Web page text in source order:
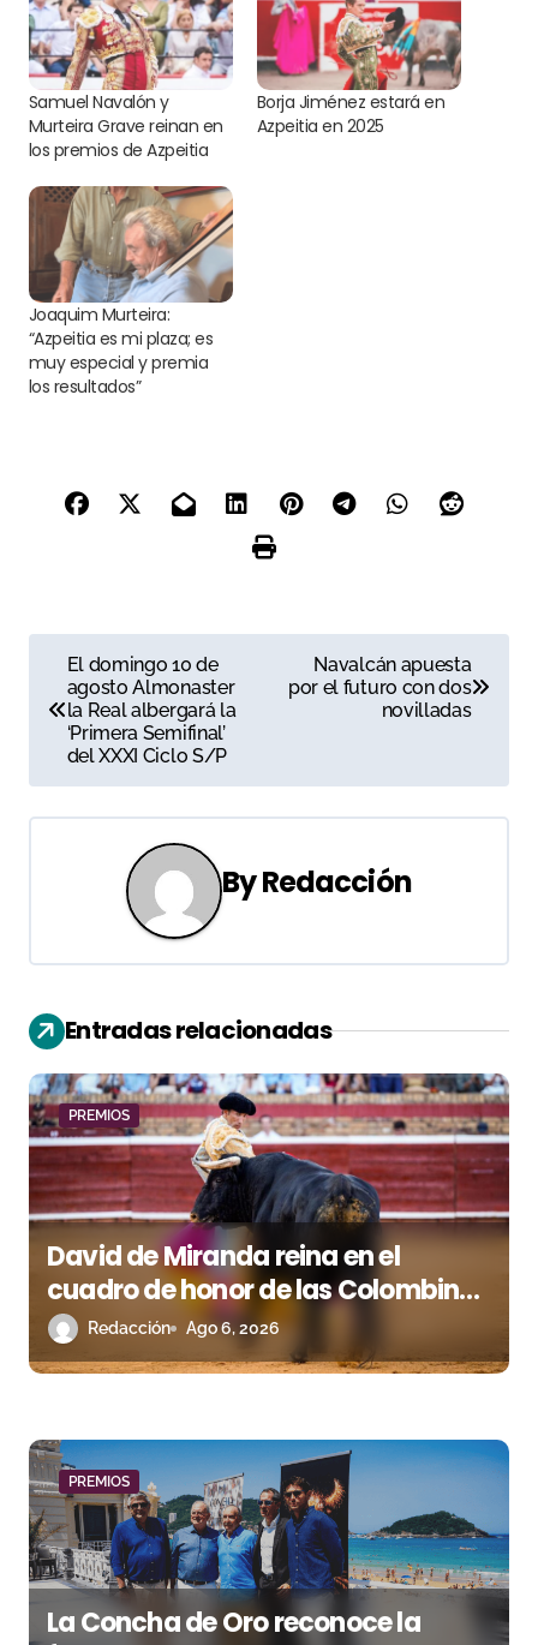
Samuel Navalón y
Murteira Grave reinan en
los premios de Azpeitia
Borja Jiménez estará en
Azpeitia en 2025
Joaquim Murteira:
“Azpeitia es mi plaza; es
muy especial y premia
los resultados”
a
e
c
i
ó
n
d
e
e
n
a
d
a
s
El domingo 10 de
agosto Almonaster
la Real albergará la
‘Primera Semifinal’
del XXXI Ciclo S/P
Navalcán apuesta
por el futuro con dos
novilladas
ByRedacción
Entradas relacionadas
PREMIOS
David de Miranda reina en el
cuadro de honor de las Colombinas
2026Redacción Ago 6, 2026
PREMIOS
La Concha de Oro reconoce la